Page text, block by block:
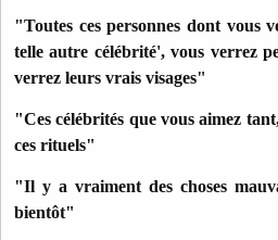
"Toutes ces personnes dont vous
telle autre célébrité', vous verrez
verrez leurs vrais visages"
"Ces célébrités que vous aimez
ces rituels"
"Il y a vraiment des choses
bientôt"